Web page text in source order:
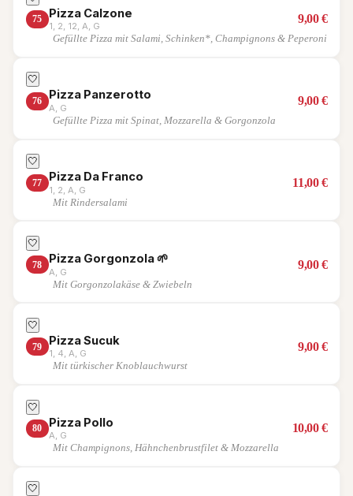
75 Pizza Calzone
1, 2, 12, A, G
9,00€
Gefüllte Pizza mit Salami, Schinken*, Champignons & Peperoni
🤍
76 Pizza Panzerotto
A, G
9,00€
Gefüllte Pizza mit Spinat, Mozzarella & Gorgonzola
🤍
77 Pizza Da Franco
1, 2, A, G
11,00€
Mit Rindersalami
🤍
78 Pizza Gorgonzola 🌱
A, G
9,00€
Mit Gorgonzolakäse & Zwiebeln
🤍
79 Pizza Sucuk
1, 4, A, G
9,00€
Mit türkischer Knoblauchwurst
🤍
80 Pizza Pollo
A, G
10,00€
Mit Champignons, Hähnchenbrustfilet & Mozzarella
🤍